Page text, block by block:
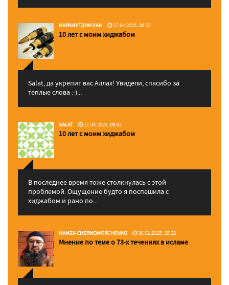
ИКРАМУТДИН ХАН 17.04.2025, 00:27
10 лет с моим хиджабом
Salat, да укрепит вас Аллаx! Увидели, спасибо за
теплые слова :-)...
SALAT 11.04.2025, 09:02
10 лет с моим хиджабом
В последнее время тоже столкнулась с этой
проблемой. Ощущение будто я поспешила с
хиджабом и рано по...
HAMZA CHERNOMORCHENKO 30.01.2025, 15:22
Мнение по теме о 73-х течениях в исламе